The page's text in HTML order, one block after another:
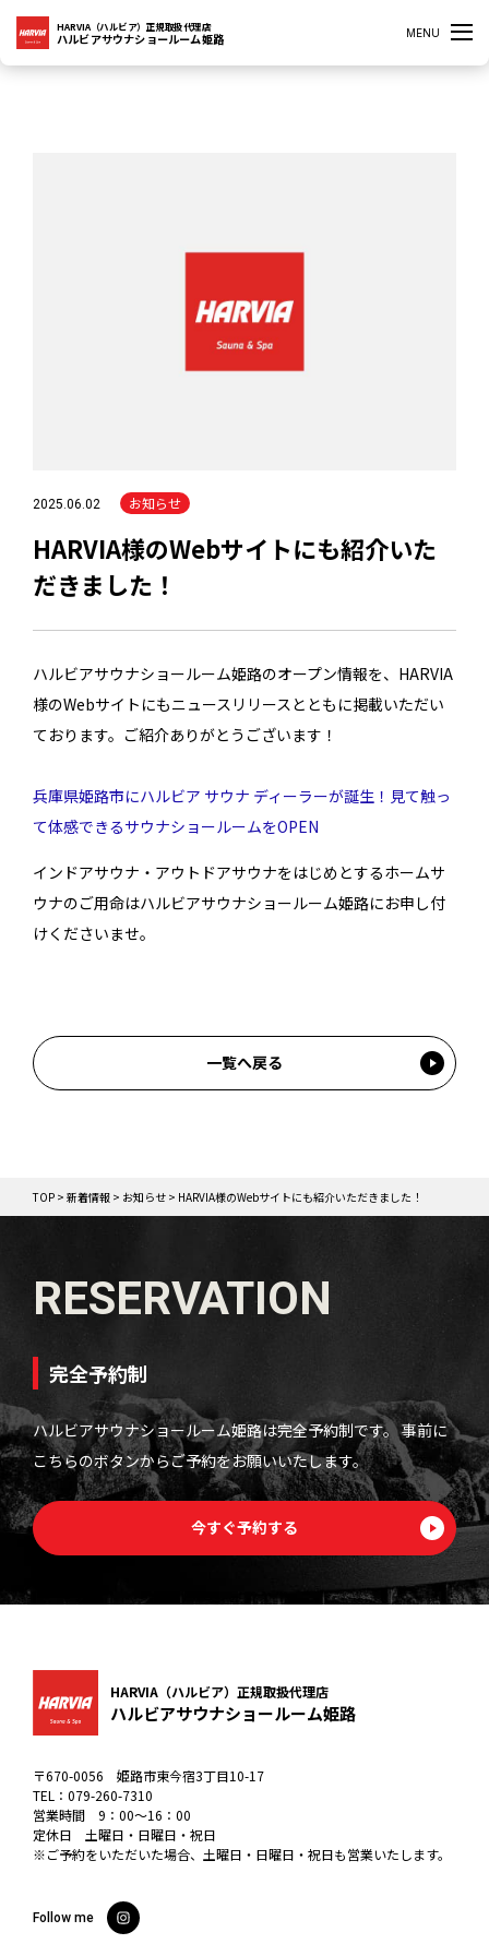
HARVIA（ハルビア）正規取扱代理店
ハルビアサウナショールーム姫路 MENU
2025.06.02 お知らせ
HARVIA様のWebサイトにも紹介いた
だきました！
ハルビアサウナショールーム姫路のオープン情報を、HARVIA
様のWebサイトにもニュースリリースとともに掲載いただい
ております。ご紹介ありがとうございます！
兵庫県姫路市にハルビア サウナ ディーラーが誕生！見て触っ
て体感できるサウナショールームをOPEN
インドアサウナ・アウトドアサウナをはじめとするホームサ
ウナのご用命はハルビアサウナショールーム姫路にお申し付
けくださいませ。
一覧へ戻る
TOP > 新着情報 > お知らせ > HARVIA様のWebサイトにも紹介いただきました！
RESERVATION
完全予約制
ハルビアサウナショールーム姫路は完全予約制です。事前に
こちらのボタンからご予約をお願いいたします。
今すぐ予約する
HARVIA（ハルビア）正規取扱代理店
ハルビアサウナショールーム姫路
〒670-0056 姫路市東今宿3丁目10-17
TEL： 079-260-7310
営業時間 9：00〜16：00
定休日 土曜日・日曜日・祝日
※ご予約をいただいた場合、土曜日・日曜日・祝日も営業いたします。
Follow me